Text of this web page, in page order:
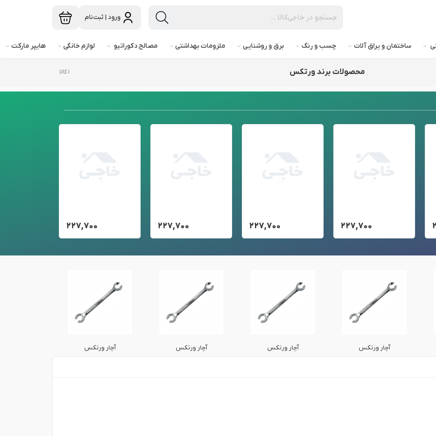
ورود | ثبت‌نام
ساختمان و یراق آلات چسب و رنگ برق و روشنایی ملزومات بهداشتی مصالح دکوراتیو لوازم خانگی هایپر مارکت
محصولات برند ورتکس ۱ کالا
۲۲۷,۷۰۰ ۲۲۷,۷۰۰ ۲۲۷,۷۰۰ ۲۲۷,۷۰۰
آچار ورتکس آچار ورتکس آچار ورتکس آچار ورتکس